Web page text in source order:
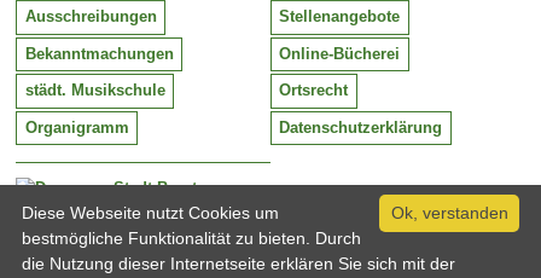
Stadt Barntrup
Mittelstraße 38
32683 Barntrup
Tel:
05263 / 409-0
Ausschreibungen Stellenangebote
Bekanntmachungen Online-Bücherei
städt. Musikschule Ortsrecht
Organigramm Datenschutzerklärung
Ok, verstanden
Diese Webseite nutzt Cookies um
bestmögliche Funktionalität zu bieten. Durch
die Nutzung dieser Internetseite erklären Sie sich mit der